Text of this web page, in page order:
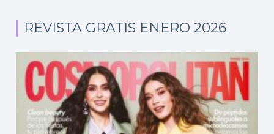
REVISTA GRATIS ENERO 2026